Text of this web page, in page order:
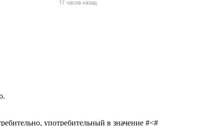
женщин и
страны),
употребительный в значение #<#